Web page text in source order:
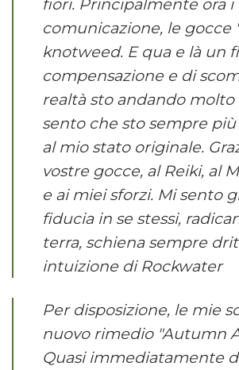
comunicazione, le gocce
knotweed. E qua e là un
compensazione e di
realtà sto andando molto
sento che sto sempre
al mio stato originale.
vostre gocce, al Reiki, al
e ai miei sforzi. Mi sento
fiducia in se stessi,
terra, schiena sempre
intuizione di Rockwater
Per disposizione, le mie
nuovo rimedio "Autumn
Quasi immediatamente